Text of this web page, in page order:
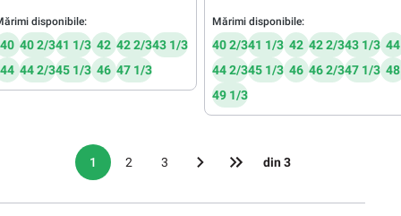
disponibile:
40 40 2/341 1/3 42 42 2/343 1/3
44 44 2/345 1/3 46 47 1/3
Mărimi disponibile:
40 2/341 1/3 42 42 2/343 1/3 44
44 2/345 1/3 46 46 2/347 1/3 48
49 1/3
1 2 3 din 3